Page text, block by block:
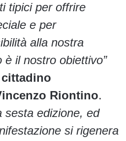
tipici per offrire
e per
alla nostra
il nostro obiettivo”
Riontino.
sesta edizione, ed
si rigenera